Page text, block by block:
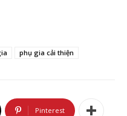
phụ gia cải thiện
Pinterest